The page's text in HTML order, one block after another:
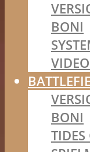
BONI
BONI